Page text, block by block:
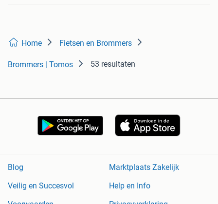
Home Fietsen en Brommers
Brommers | Tomos 53 resultaten
Blog
Marktplaats Zakelijk
Veilig en Succesvol
Help en Info